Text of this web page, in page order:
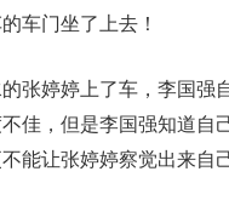
车门坐了上去！
张婷婷上了车，李国强
佳，但是李国强知道自
能让张婷婷察觉出来自